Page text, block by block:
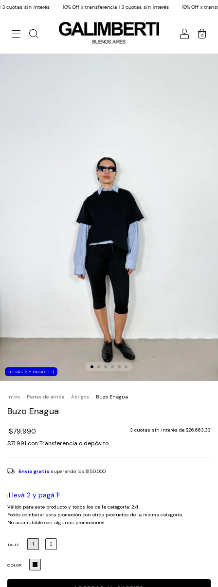
interés 10% Off x transferencia | 3 cuotas sin interés 10% Off x transferencia | 3
0
LLEVAS 2 Y PAGAS 1 :)
Inicio . Partes de arriba . Abrigos . Buzo Enagua
Buzo Enagua
$79.990 3 cuotas sin interés de $26.663,33
$71.991 con Transferencia o depósito
Envío gratis superando los $150.000
¡Llevá 2 y pagá 1!
Válido para este producto y todos los de la categoría: 2x1 .
Podés combinar esta promoción con otros productos de la misma categoría.
No acumulable con algunas promociones
TALLE 1 2
COLOR